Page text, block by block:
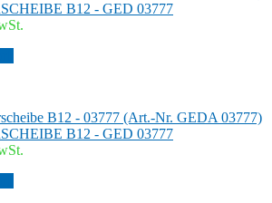
B12 - GED 03777
B12 - GED 03777